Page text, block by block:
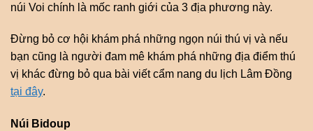
núi Voi chính là mốc ranh giới của 3 địa phương này.
Đừng bỏ cơ hội khám phá những ngọn núi thú vị và nếu
bạn cũng là người đam mê khám phá những địa điểm thú
vị khác đừng bỏ qua bài viết cẩm nang du lịch Lâm Đồng
tại đây.
Núi Bidoup